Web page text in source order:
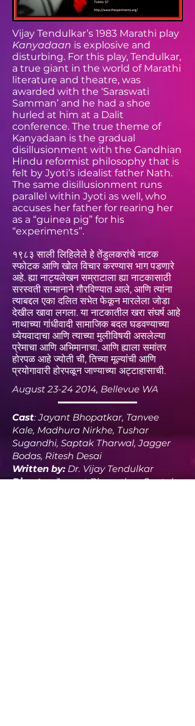
Vijay Tendulkar’s 1983 Marathi play
Kanyadaan is explosive and
disturbing. For this play, Tendulkar,
a true giant in the world of Marathi
literature and theatre, was
awarded with the ‘Saraswati
Samman’ and he had a shoe
hurled at him at a Dalit
conference. The true theme of
Kanyadaan is the gradual
disillusionment with the Gandhian
Hindu reformist philosophy that is
felt by Jyoti’s idealist father Nath.
The same disillusionment runs
parallel within Jyoti as well, who
accuses her father for rearing her
as a “guinea pig” for his
“experiments”.
१९८३ साली लिहिलेले हे तेंडुलकरांचे नाटक
स्फोटक आणि खोल विचार करण्यास भाग पडणारे
अहे. ह्या नाट्यलेखन सम्राटाला ह्या नाटकासाठी
सरस्वती सन्मानाने गौरविण्यात आले, आणि त्यांना
त्याबद्दल एका दलित सभेत फेकून मारलेला जोडा
देखील खावा लगला. या नाटकातील खरा संघर्ष आहे
नाथाच्या गांधीवादी सामाजिक बदल घडवण्याच्या
ध्येयवादाचा आणि त्याच्या मुलीविषयी असलेल्या
प्रेमाचा आणि अभिमानाचा. आणि ह्याला समांतर
होरपळ आहे ज्योती ची, तिच्या मूल्यांची आणि
प्रयोगावारी होरपळून जाण्याच्या अट्टाहासाची.
August 23-24 2014, Bellevue WA
Cast: Jayant Bhopatkar, Tanvee
Kale, Madhura Nirkhe, Tushar
Sugandhi, Saptak Tharwal, Jagger
Bodas, Ritesh Desai
Written by: Dr. Vijay Tendulkar
Director: Jayant Bhopatkar, Saptak